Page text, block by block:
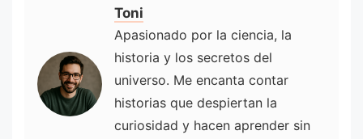
Toni
Apasionado por la ciencia, la
historia y los secretos del
universo. Me encanta contar
historias que despiertan la
curiosidad y hacen aprender sin